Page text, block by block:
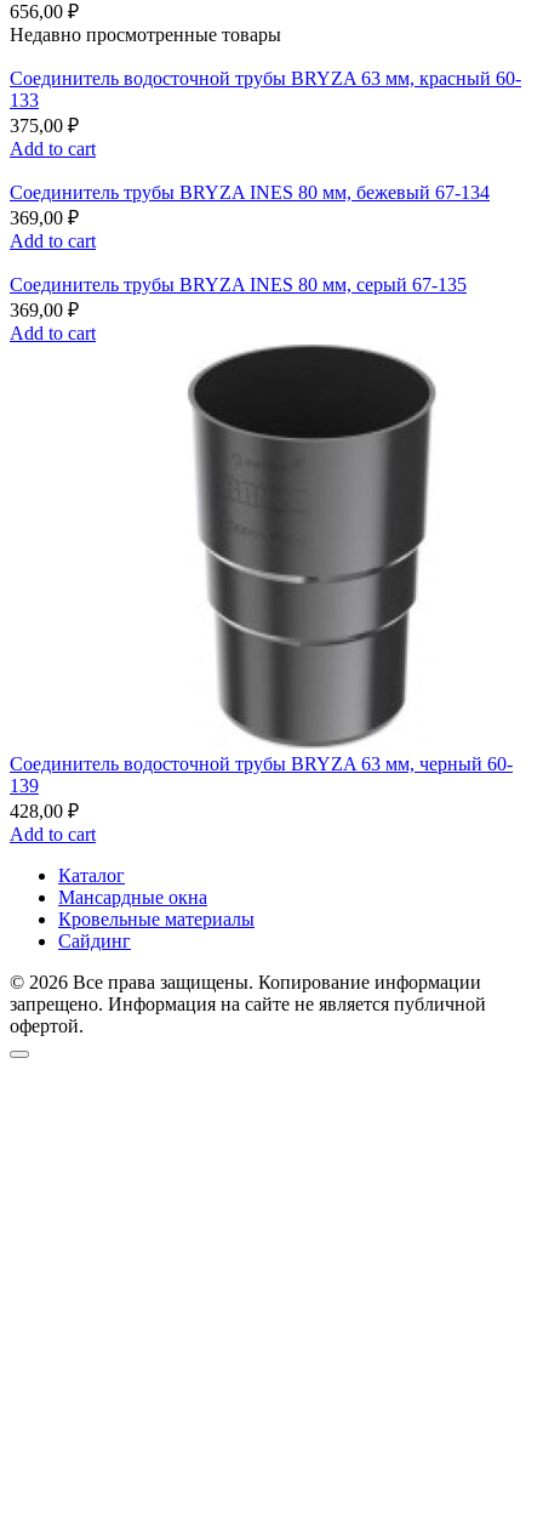
656,00 ₽
Недавно просмотренные товары
Соединитель водосточной трубы BRYZA 63 мм, краcный 60-
133
375,00 ₽
Add to cart
Соединитель трубы BRYZA INES 80 мм, бежевый 67-134
369,00 ₽
Add to cart
Соединитель трубы BRYZA INES 80 мм, серый 67-135
369,00 ₽
Add to cart
Соединитель водосточной трубы BRYZA 63 мм, черный 60-
139
428,00 ₽
Add to cart
Каталог
Мансардные окна
Кровельные материалы
Сайдинг
© 2026 Все права защищены. Копирование информации
запрещено. Информация на сайте не является публичной
офертой.